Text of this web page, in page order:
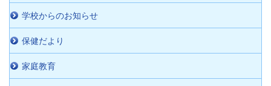
学校からのお知らせ
保健だより
家庭教育